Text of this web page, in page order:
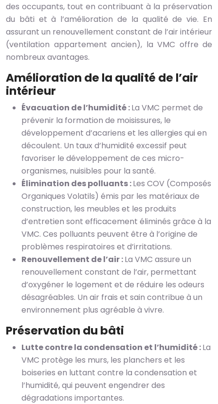
des occupants, tout en contribuant à la préservation
du bâti et à l’amélioration de la qualité de vie. En
assurant un renouvellement constant de l’air intérieur
(ventilation appartement ancien), la VMC offre de
nombreux avantages.
Amélioration de la qualité de l’air
intérieur
Évacuation de l’humidité :La VMC permet de
prévenir la formation de moisissures, le
développement d’acariens et les allergies qui en
découlent. Un taux d’humidité excessif peut
favoriser le développement de ces micro-
organismes, nuisibles pour la santé.
Élimination des polluants :Les COV (Composés
Organiques Volatils) émis par les matériaux de
construction, les meubles et les produits
d’entretien sont efficacement éliminés grâce à la
VMC. Ces polluants peuvent être à l’origine de
problèmes respiratoires et d’irritations.
Renouvellement de l’air :La VMC assure un
renouvellement constant de l’air, permettant
d’oxygéner le logement et de réduire les odeurs
désagréables. Un air frais et sain contribue à un
environnement plus agréable à vivre.
Préservation du bâti
Lutte contre la condensation et l’humidité :La
VMC protège les murs, les planchers et les
boiseries en luttant contre la condensation et
l’humidité, qui peuvent engendrer des
dégradations importantes.